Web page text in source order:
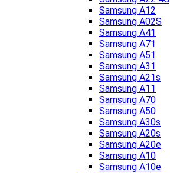
Samsung A12
Samsung A02S
Samsung A41
Samsung A71
Samsung A51
Samsung A31
Samsung A21s
Samsung A11
Samsung A70
Samsung A50
Samsung A30s
Samsung A20s
Samsung A20e
Samsung A10
Samsung A10e